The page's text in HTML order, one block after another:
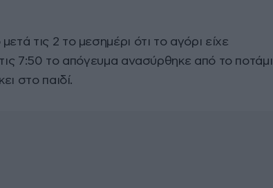
τις 2 το μεσημέρι ότι το αγόρι είχε
7:50 το απόγευμα ανασύρθηκε από το ποτάμι
στο παιδί.